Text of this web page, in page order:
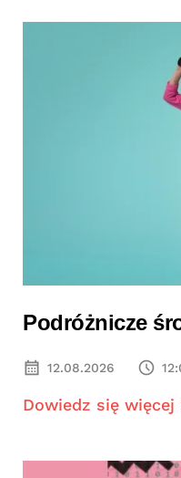
Podróżnicze
12.08.2026
Dowiedz się więcej